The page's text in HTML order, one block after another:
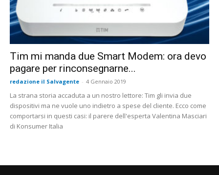
Tim mi manda due Smart Modem: ora devo
pagare per rinconsegnarne...
redazione il Salvagente - 4 Gennaio 2019
La strana storia accaduta a un nostro lettore: Tim gli invia due
dispositivi ma ne vuole uno indietro a spese del cliente. Ecco come
comportarsi in questi casi: il parere dell'esperta Valentina Masciari
di Konsumer Italia